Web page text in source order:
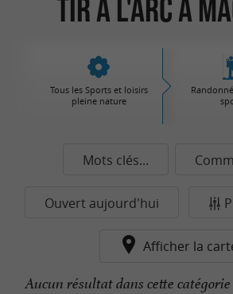
Tir à l'Arc à
Tous les Sports et loisirs
pleine nature
Mots clés...
Ouvert aujourd'hui
Afficher la
Aucun résultat dans cette